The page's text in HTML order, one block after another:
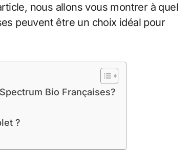
nous allons vous montrer à quel
peuvent être un choix idéal pour
Bio Françaises?
?